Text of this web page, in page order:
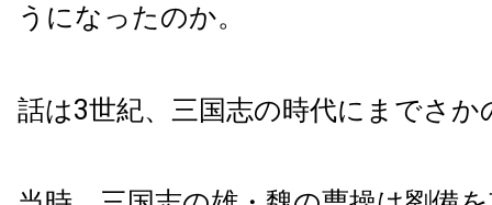
うになったのか。
話は3世紀、三国志の時代にまでさか